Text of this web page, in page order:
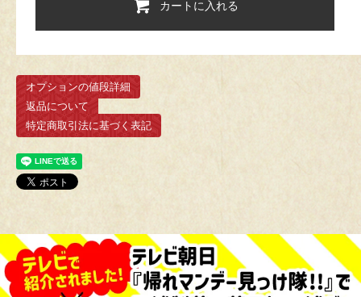
カートに入れる
オプションの値段詳細
返品について
特定商取引法に基づく表記